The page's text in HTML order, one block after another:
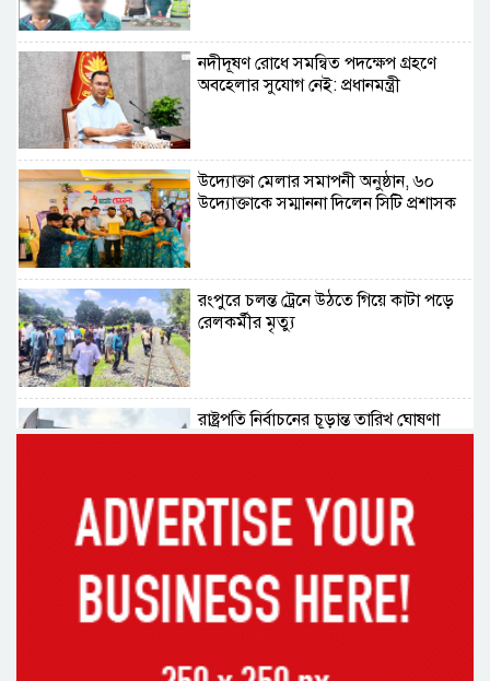
নদীদূষণ রোধে সমন্বিত পদক্ষেপ গ্রহণে
অবহেলার সুযোগ নেই: প্রধানমন্ত্রী
উদ্যোক্তা মেলার সমাপনী অনুষ্ঠান, ৬০
উদ্যোক্তাকে সম্মাননা দিলেন সিটি প্রশাসক
রংপুরে চলন্ত ট্রেনে উঠতে গিয়ে কাটা পড়ে
রেলকর্মীর মৃত্যু
রাষ্ট্রপতি নির্বাচনের চূড়ান্ত তারিখ ঘোষণা
সাভারের রাজপথে রক্তের দাগ, স্মৃতিতে